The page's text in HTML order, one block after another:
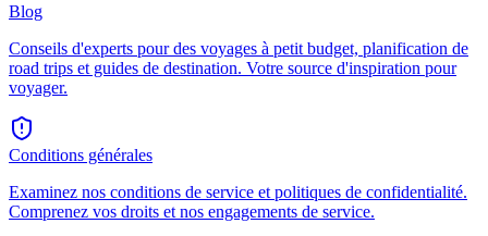
Blog
Conseils d'experts pour des voyages à petit budget, planification de
road trips et guides de destination. Votre source d'inspiration pour
voyager.
Conditions générales
Examinez nos conditions de service et politiques de confidentialité.
Comprenez vos droits et nos engagements de service.